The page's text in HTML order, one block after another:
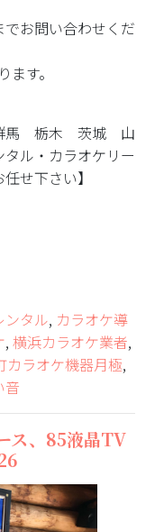
お問い合わせくだ
す。
馬 栃木 茨城 山
・カラオケリー
せ下さい】
ンタル, カラオケ導
, 横浜カラオケ業者,
カラオケ機器月極,
音
、85液晶TV